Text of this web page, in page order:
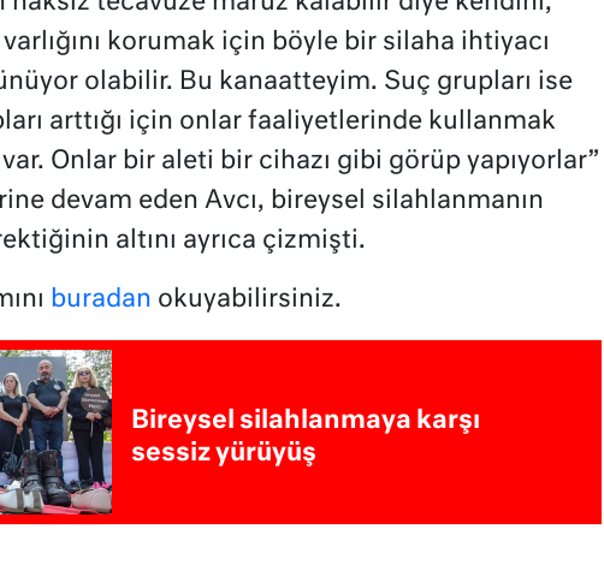
korumak için böyle bir silaha ihtiyacı
olabilir. Bu kanaatteyim. Suç grupları ise
arttığı için onlar faaliyetlerinde kullanmak
Onlar bir aleti bir cihazı gibi görüp yapıyorlar”
devam eden Avcı, bireysel silahlanmanın
altını ayrıca çizmişti.
buradan okuyabilirsiniz.
Bireysel silahlanmaya karşı
sessiz yürüyüş